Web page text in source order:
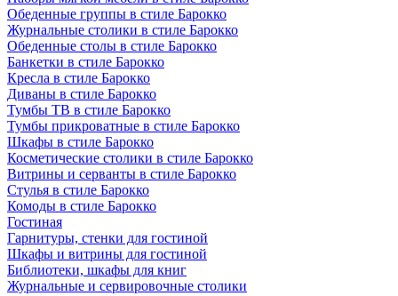
Обеденные группы в стиле Барокко
Журнальные столики в стиле Барокко
Обеденные столы в стиле Барокко
Банкетки в стиле Барокко
Кресла в стиле Барокко
Диваны в стиле Барокко
Тумбы ТВ в стиле Барокко
Тумбы прикроватные в стиле Барокко
Шкафы в стиле Барокко
Косметические столики в стиле Барокко
Витрины и серванты в стиле Барокко
Стулья в стиле Барокко
Комоды в стиле Барокко
Гостиная
Гарнитуры, стенки для гостиной
Шкафы и витрины для гостиной
Библиотеки, шкафы для книг
Журнальные и сервировочные столики